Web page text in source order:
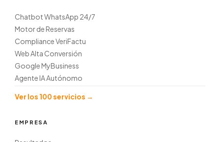
Chatbot WhatsApp 24/7
Motor de Reservas
Compliance VeriFactu
Web Alta Conversión
Google MyBusiness
Agente IA Autónomo
Ver los 100 servicios →
EMPRESA